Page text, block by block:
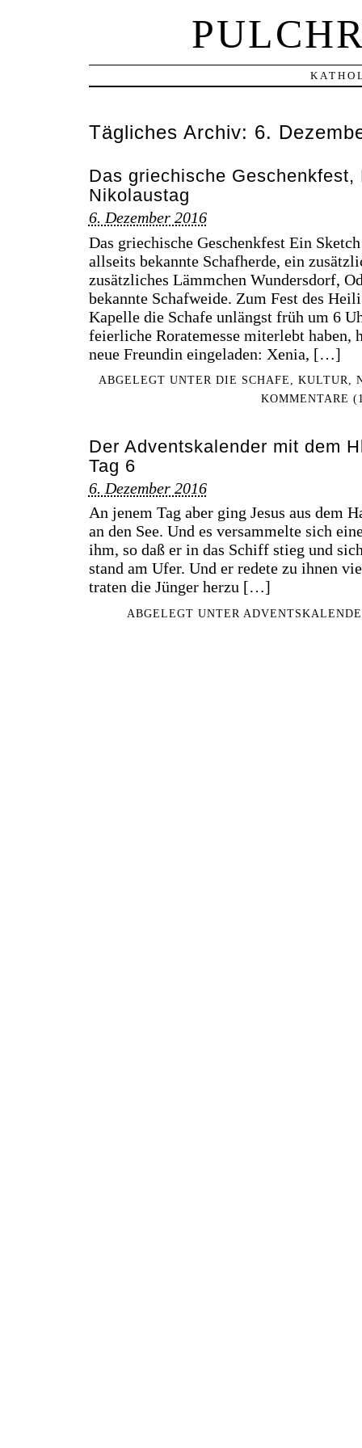
Tägliches Archiv: 6.
Das griechische
Nikolaustag
6. Dezember 2016
Das griechische Geschenkfest Ein
allseits bekannte Schafherde, ein
zusätzliches Lämmchen Wundersdorf,
bekannte Schafweide. Zum Fest des
Kapelle die Schafe unlängst früh um 6
feierliche Roratemesse miterlebt haben,
neue Freundin eingeladen: Xenia, […]
ABGELEGT UNTERDIE SCHAFE ,KULTUR ,
KOMMENTARE
Der Adventskalender mit dem
Tag 6
6. Dezember 2016
An jenem Tag aber ging Jesus aus dem
an den See. Und es versammelte sich
ihm, so daß er in das Schiff stieg und
stand am Ufer. Und er redete zu ihnen
traten die Jünger herzu […]
ABGELEGT UNTER